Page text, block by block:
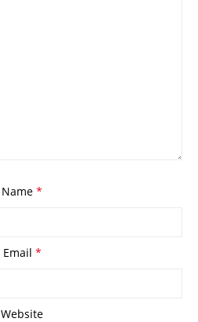
Name *
Email *
Website